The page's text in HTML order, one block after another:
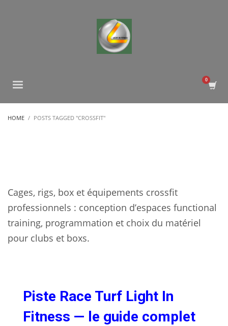
HOME POSTS TAGGED "CROSSFIT"
Cages, rigs, box et équipements crossfit
professionnels : conception d’espaces functional
training, programmation et choix du matériel
pour clubs et boxs.
Piste Race Turf Light In
Fitness — le guide complet